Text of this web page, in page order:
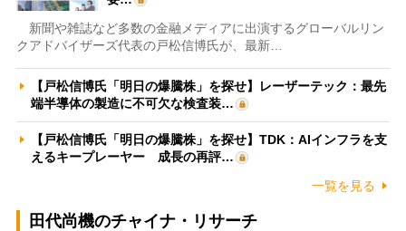
新聞や雑誌など多数の金融メディアに出演するグローバルリン
クアドバイザーズ代表の戸松信博氏が、最新…
【戸松信博氏「明日の爆騰株」を探せ】レーザーテック：最先
端半導体の製造に不可欠な検査装…
【戸松信博氏「明日の爆騰株」を探せ】TDK：AIインフラを支
えるキープレーヤー 成長の再評…
一覧を見る
田代尚機のチャイナ・リサーチ